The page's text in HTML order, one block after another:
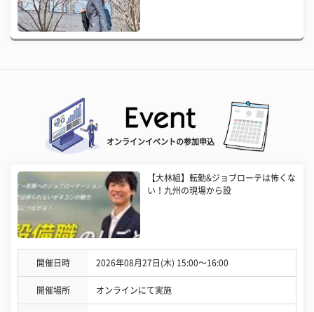
オンラインイベントの参加申込
【大林組】転勤&ジョブローテは怖くな
い！九州の現場から設
開催日時 2026年08月27日(木) 15:00〜16:00
開催場所 オンラインにて実施